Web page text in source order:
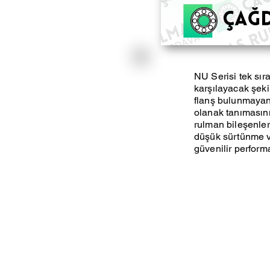
NU Serisi tek
karşılayacak
flanş
olanak
rulman
düşük sürtünme
güvenilir